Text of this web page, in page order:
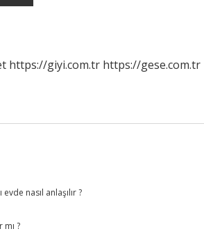
https://giyi.com.tr https://gese.com.tr
nasıl anlaşılır ?
?